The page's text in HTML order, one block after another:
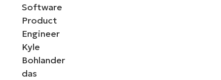
Software
Product
Engineer
Kyle
Bohlander
das